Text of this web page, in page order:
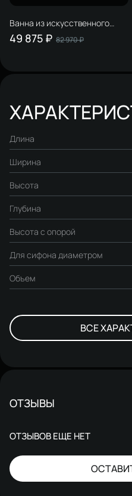
Ванна из искусственного
камня STWORKI Олланд
170x70 см, пристенная, белая,
49 875 ₽ 82 970 ₽
Длина
Ширина
Высота
Глубина
Высота с опорой
Для сифона диаметром
Объем
ВСЕ
ОТЗЫВЫ
ОТЗЫВОВ ЕЩЕ НЕТ